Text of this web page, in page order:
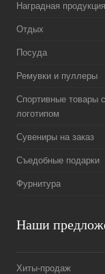
Наградная продукция
Отдых
Посуда
Ремувки и пуллеры
Спортивные товары с
логотипом
Сувениры на заказ
Съедобные подарки
Фурнитура
Наши
Хиты-продаж